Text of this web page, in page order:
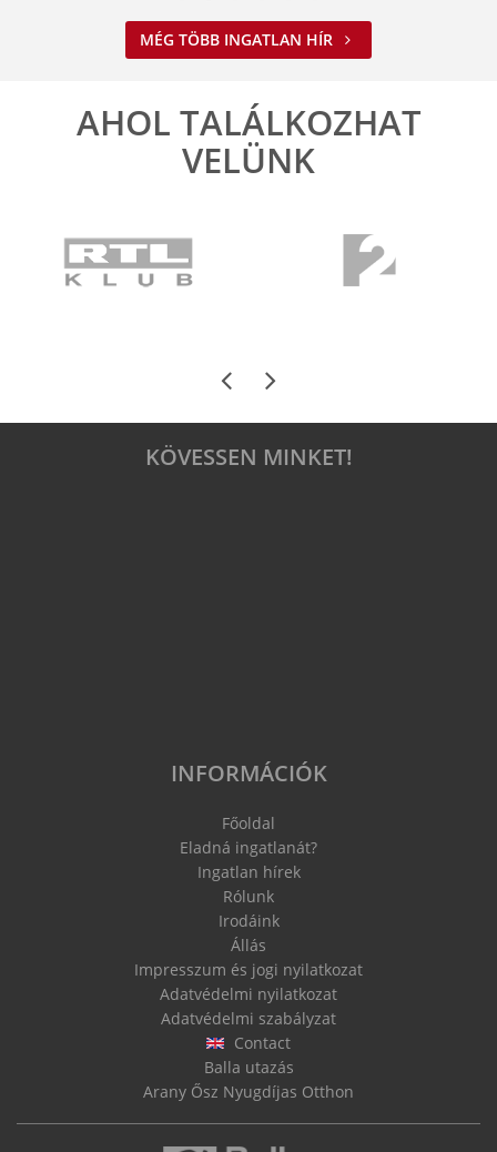
Nem spórolunk az energiával
ELOLVASOM
MÉG TÖBB INGATLAN HÍR
AHOL TALÁLKOZHAT
VELÜNK
KÖVESSEN MINKET!
INFORMÁCIÓK
Főoldal
Eladná ingatlanát?
Ingatlan hírek
Rólunk
Irodáink
Állás
Impresszum és jogi nyilatkozat
Adatvédelmi nyilatkozat
Adatvédelmi szabályzat
Contact
Balla utazás
Arany Ősz Nyugdíjas Otthon